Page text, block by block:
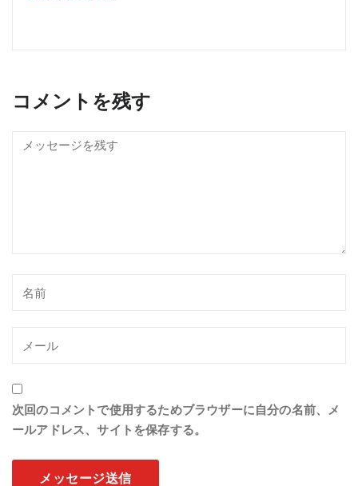
コメントを残す
次回のコメントで使用するためブラウザーに自分の名前、メ
ールアドレス、サイトを保存する。